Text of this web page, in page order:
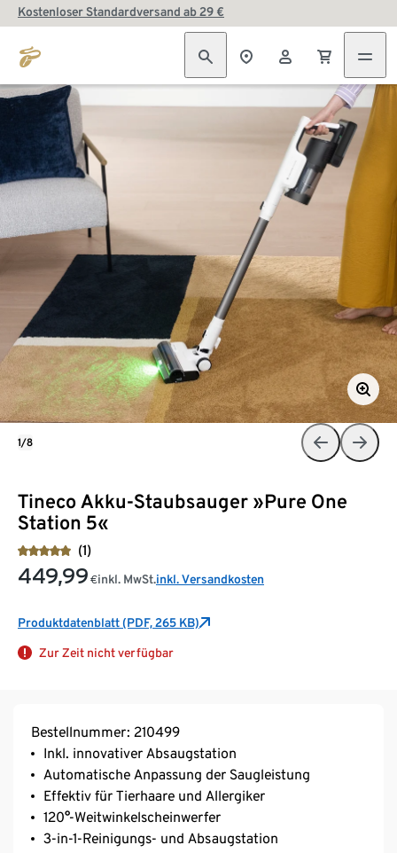
Kostenloser Standardversand ab 29 €
Tineco Akku-Staubsauger »Pure One
Station 5«
(1)
449,99 €inkl. MwSt.inkl. Versandkosten
Produktdatenblatt (PDF, 265 KB)
Zur Zeit nicht verfügbar
1/8
Bestellnummer: 210499
Inkl. innovativer Absaugstation
Automatische Anpassung der Saugleistung
Effektiv für Tierhaare und Allergiker
120°-Weitwinkelscheinwerfer
3-in-1-Reinigungs- und Absaugstation